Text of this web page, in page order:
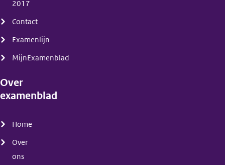
2017
Contact
Examenlijn
MijnExamenblad
Over
examenblad
Home
Over
ons